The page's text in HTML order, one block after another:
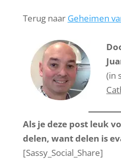
Terug naar Geheimen
(in
Als je deze post leuk
delen, want delen is
[Sassy_Social_Share]